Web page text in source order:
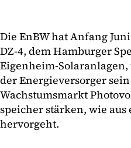
Die EnBW hat Anfang
DZ-4, dem Hamburger
Eigenheim-
der Energieversorger
Wachstumsmarkt
speicher stärken, wie
hervorgeht.